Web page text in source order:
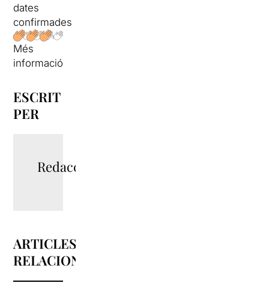
dates
confirmades
Més
informació
ESCRIT
PER
Redacció
ARTICLES
RELACIONATS